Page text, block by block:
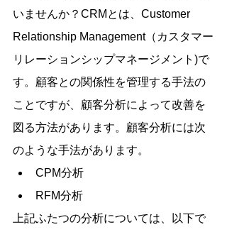
いませんか？CRMとは、Customer
Relationship Management（カスタマー
リレーションシップマネージメント)で
す。顧客との関係性を管理する手法の
ことですが、顧客分析によって改善を
図る方法があります。顧客分析には次
のような手法があります。
CPM分析
RFM分析
上記ふたつの分析については、以下で